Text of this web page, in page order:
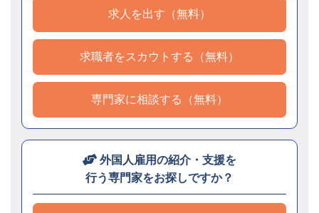
求人を出す（無料）
求職者をスカウトする（無料）
専門家に相談する（無料）
外国人雇用の紹介・支援を
行う専門家をお探しですか？